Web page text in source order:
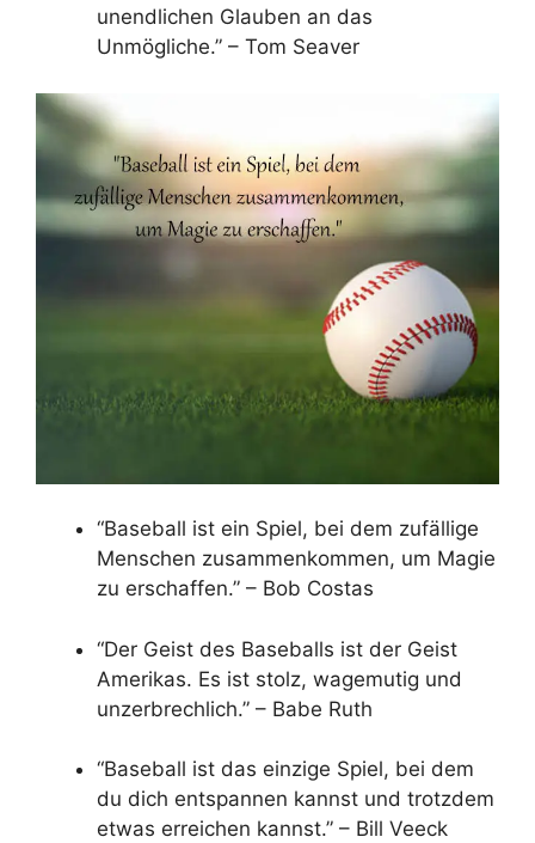
unendlichen Glauben an das
Unmögliche.” – Tom Seaver
“Baseball ist ein Spiel, bei dem zufällige
Menschen zusammenkommen, um Magie
zu erschaffen.” – Bob Costas
“Der Geist des Baseballs ist der Geist
Amerikas. Es ist stolz, wagemutig und
unzerbrechlich.” – Babe Ruth
“Baseball ist das einzige Spiel, bei dem
du dich entspannen kannst und trotzdem
etwas erreichen kannst.” – Bill Veeck